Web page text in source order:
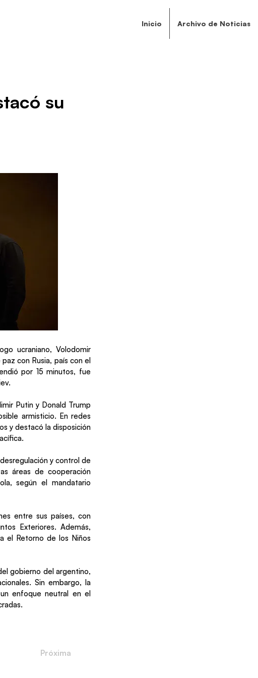
Inicio Archivo de Noticias
su
ucraniano, Volodomir
con Rusia, país con el
por 15 minutos, fue
Putin y Donald Trump
armisticio. En redes
y destacó la disposición
y control de
áreas de cooperación
según el mandatario
entre sus países, con
Exteriores. Además,
el Retorno de los Niños
gobierno del argentino,
Sin embargo, la
enfoque neutral en el
Próxima